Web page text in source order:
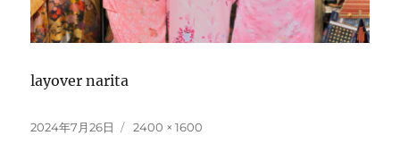
layover narita
投
2024年7月26日
フ
2400 × 1600